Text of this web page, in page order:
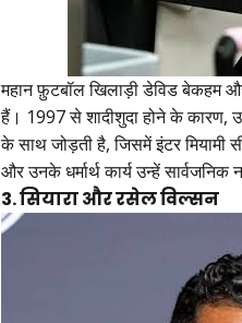
महान फ़ुटबॉल खिलाड़ी डेविड बेकहम
हैं। 1997 से शादीशुदा होने के कारण,
के साथ जोड़ती है, जिसमें इंटर मियामी
और उनके धर्मार्थ कार्य उन्हें
3. सियारा और रसेल विल्सन